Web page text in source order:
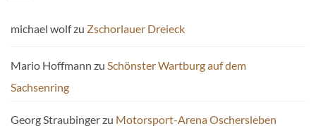
michael wolfzu Zschorlauer Dreieck
Mario Hoffmann zu Schönster Wartburg auf dem
Sachsenring
Georg Straubingerzu Motorsport-Arena Oschersleben